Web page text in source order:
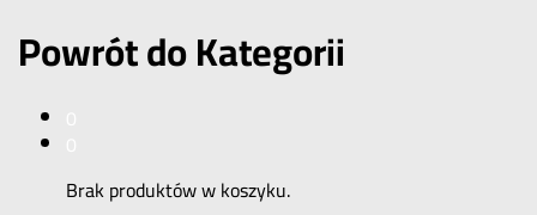
Powrót doKategorii
Brak produktów w koszyku.